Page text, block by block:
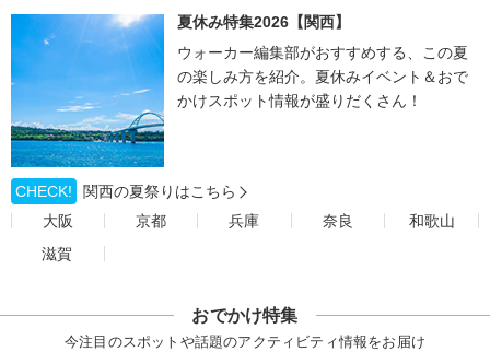
夏休み特集2026【関西】
ウォーカー編集部がおすすめする、この夏
の楽しみ方を紹介。夏休みイベント＆おで
かけスポット情報が盛りだくさん！
CHECK!
関西の夏祭りはこちら
大阪
京都 兵庫 奈良
和歌山
滋賀
おでかけ特集
今注目のスポットや話題のアクティビティ情報をお届け